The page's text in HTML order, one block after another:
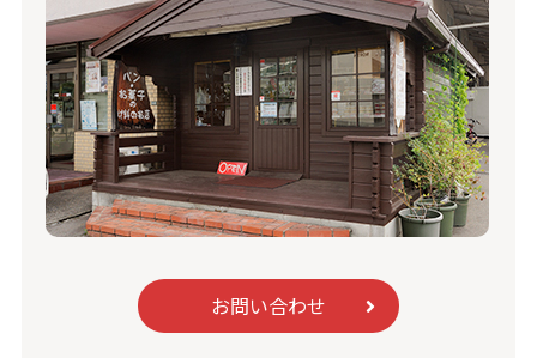
お問い合わせ